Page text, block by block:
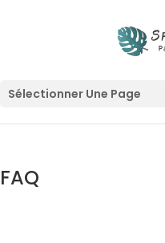
Sélectionner Une Page
FAQ